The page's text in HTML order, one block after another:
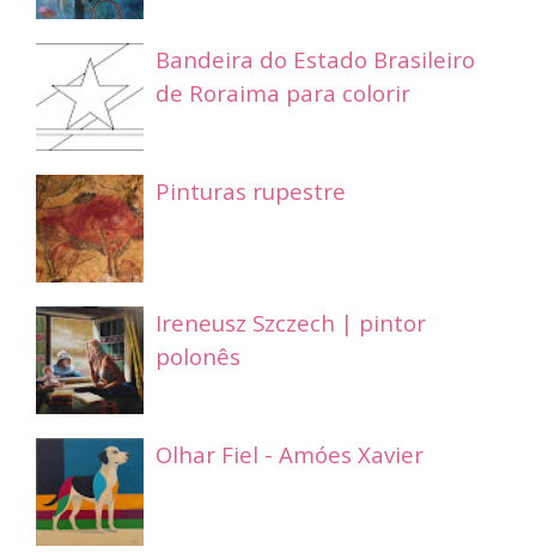
Bandeira do Estado Brasileiro
de Roraima para colorir
Pinturas rupestre
Ireneusz Szczech | pintor
polonês
Olhar Fiel - Amóes Xavier